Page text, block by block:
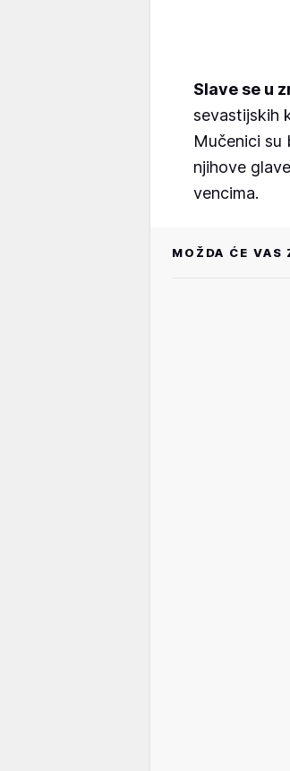
Slave se u
sevastijskih
Mučenici su
njihove
vencima.
MOŽDA ĆE VAS